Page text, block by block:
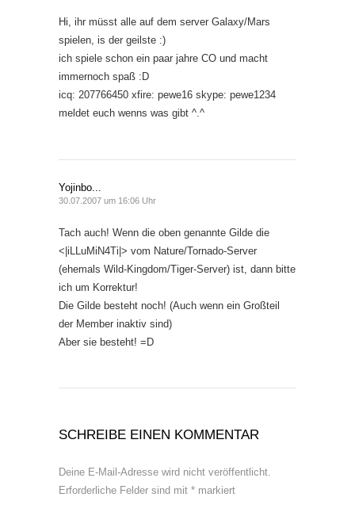
Hi, ihr müsst alle auf dem server Galaxy/Mars
spielen, is der geilste :)
ich spiele schon ein paar jahre CO und macht
immernoch spaß :D
icq: 207766450 xfire: pewe16 skype: pewe1234
meldet euch wenns was gibt ^.^
Yojinbo...
30.07.2007 um 16:06 Uhr
Tach auch! Wenn die oben genannte Gilde die
<|iLLuMiN4Ti|> vom Nature/Tornado-Server
(ehemals Wild-Kingdom/Tiger-Server) ist, dann bitte
ich um Korrektur!
Die Gilde besteht noch! (Auch wenn ein Großteil
der Member inaktiv sind)
Aber sie besteht! =D
SCHREIBE EINEN KOMMENTAR
Deine E-Mail-Adresse wird nicht veröffentlicht.
Erforderliche Felder sind mit * markiert